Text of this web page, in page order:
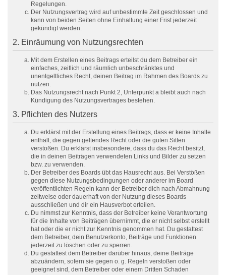
Regelungen.
Der Nutzungsvertrag wird auf unbestimmte Zeit geschlossen und
kann von beiden Seiten ohne Einhaltung einer Frist jederzeit
gekündigt werden.
2. Einräumung von Nutzungsrechten
Mit dem Erstellen eines Beitrags erteilst du dem Betreiber ein
einfaches, zeitlich und räumlich unbeschränktes und
unentgeltliches Recht, deinen Beitrag im Rahmen des Boards zu
nutzen.
Das Nutzungsrecht nach Punkt 2, Unterpunkt a bleibt auch nach
Kündigung des Nutzungsvertrages bestehen.
3. Pflichten des Nutzers
Du erklärst mit der Erstellung eines Beitrags, dass er keine Inhalte
enthält, die gegen geltendes Recht oder die guten Sitten
verstoßen. Du erklärst insbesondere, dass du das Recht besitzt,
die in deinen Beiträgen verwendeten Links und Bilder zu setzen
bzw. zu verwenden.
Der Betreiber des Boards übt das Hausrecht aus. Bei Verstößen
gegen diese Nutzungsbedingungen oder anderer im Board
veröffentlichten Regeln kann der Betreiber dich nach Abmahnung
zeitweise oder dauerhaft von der Nutzung dieses Boards
ausschließen und dir ein Hausverbot erteilen.
Du nimmst zur Kenntnis, dass der Betreiber keine Verantwortung
für die Inhalte von Beiträgen übernimmt, die er nicht selbst erstellt
hat oder die er nicht zur Kenntnis genommen hat. Du gestattest
dem Betreiber, dein Benutzerkonto, Beiträge und Funktionen
jederzeit zu löschen oder zu sperren.
Du gestattest dem Betreiber darüber hinaus, deine Beiträge
abzuändern, sofern sie gegen o. g. Regeln verstoßen oder
geeignet sind, dem Betreiber oder einem Dritten Schaden